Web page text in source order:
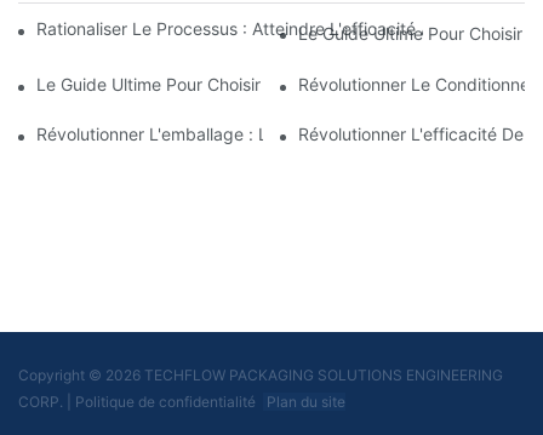
Rationaliser Le Processus : Atteindre L'efficacité Avec Les
Le Guide Ultime Pour Choisir
Le Guide Ultime Pour Choisir Une Entreprise D’équipement De
Révolutionner Le
Révolutionner L'emballage : La Machine D'emballage De
Révolutionner L'efficacité De
Copyright © 2026 TECHFLOW PACKAGING SOLUTIONS ENGINEERING
CORP.
Politique de confidentialité Plan du site